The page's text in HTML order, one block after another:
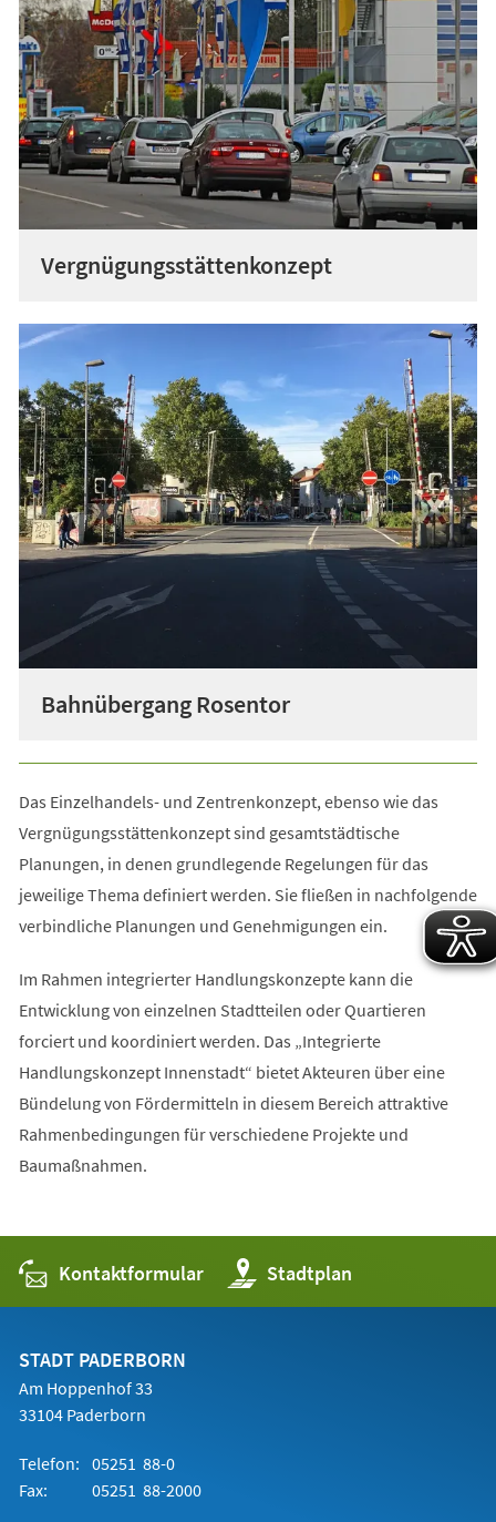
Vergnügungsstättenkonzept
Bahnübergang Rosentor
Das Einzelhandels- und Zentrenkonzept, ebenso wie das
Vergnügungsstättenkonzept sind gesamtstädtische
Planungen, in denen grundlegende Regelungen für das
jeweilige Thema definiert werden. Sie fließen in nachfolgende
verbindliche Planungen und Genehmigungen ein.
Im Rahmen integrierter Handlungskonzepte kann die
Entwicklung von einzelnen Stadtteilen oder Quartieren
forciert und koordiniert werden. Das „Integrierte
Handlungskonzept Innenstadt“ bietet Akteuren über eine
Bündelung von Fördermitteln in diesem Bereich attraktive
Rahmenbedingungen für verschiedene Projekte und
Baumaßnahmen.
Kontaktformular Stadtplan
(Öffnet
in
einem
STADT PADERBORN
Am Hoppenhof 33
33104 Paderborn
Telefon: 05251 88-0
Fax:
05251 88-2000